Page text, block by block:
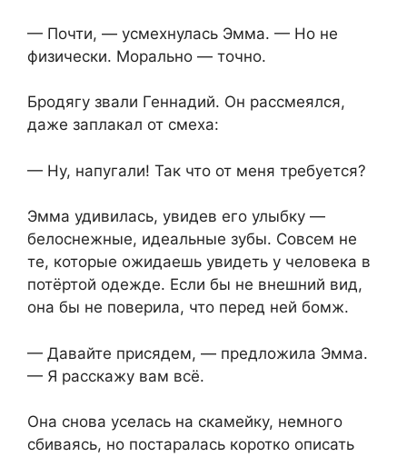
— Почти, — усмехнулась Эмма. — Но не
физически. Морально — точно.
Бродягу звали Геннадий. Он рассмеялся,
даже заплакал от смеха:
— Ну, напугали! Так что от меня требуется?
Эмма удивилась, увидев его улыбку —
белоснежные, идеальные зубы. Совсем не
те, которые ожидаешь увидеть у человека в
потёртой одежде. Если бы не внешний вид,
она бы не поверила, что перед ней бомж.
— Давайте присядем, — предложила Эмма.
— Я расскажу вам всё.
Она снова уселась на скамейку, немного
сбиваясь, но постаралась коротко описать